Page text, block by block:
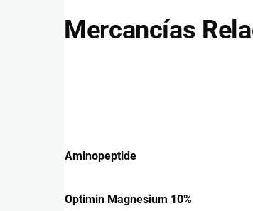
Mercancías
Aminopeptide
Optimin Magnesium 10%